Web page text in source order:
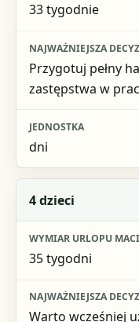
33 tygodnie
Przygotuj pełny
zastępstwa w
dni
4 dzieci
35 tygodni
Warto wcześniej